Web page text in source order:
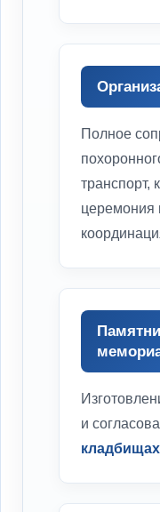
Полное
транспорт,
церемония
и